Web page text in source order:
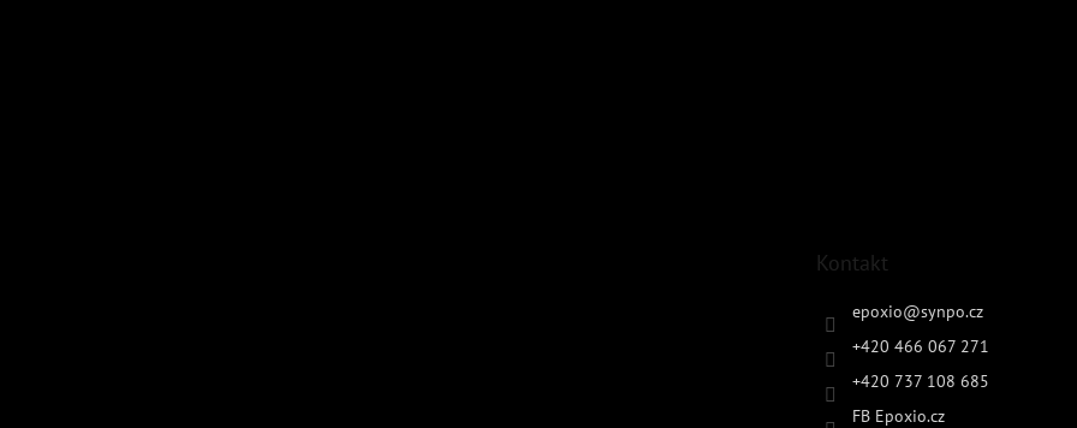
Kontakt
epoxio@synpo.cz
+420 466 067 271
+420 737 108 685
FB Epoxio.cz